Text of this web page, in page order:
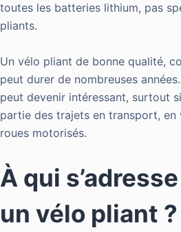
toutes les batteries lithium, pas
pliants.
Un vélo pliant de bonne qualité,
peut durer de nombreuses
peut devenir intéressant, surtout
partie des trajets en transport,
roues motorisés.
À qui
un vélo pliant ?